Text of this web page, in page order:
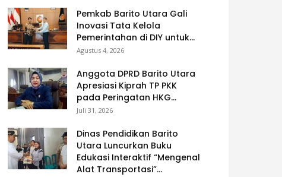
Pemkab Barito Utara Gali
Inovasi Tata Kelola
Pemerintahan di DIY untuk...
Agustus 4, 2026
Anggota DPRD Barito Utara
Apresiasi Kiprah TP PKK
pada Peringatan HKG...
Juli 31, 2026
Dinas Pendidikan Barito
Utara Luncurkan Buku
Edukasi Interaktif “Mengenal
Alat Transportasi”...